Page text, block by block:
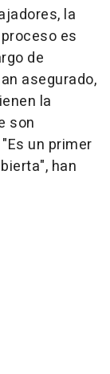
la
es
de
asegurado,
la
son
un primer
han